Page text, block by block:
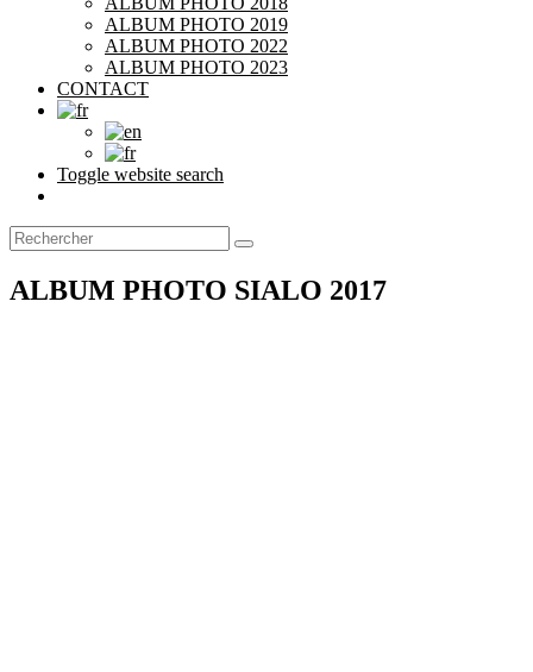
ALBUM PHOTO 2019
ALBUM PHOTO 2022
ALBUM PHOTO 2023
CONTACT
Toggle website search
ALBUM PHOTO SIALO 2017